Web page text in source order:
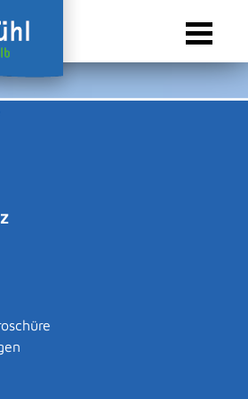
A-Z
und staatlichen
Insbesondere erhalten Sie
erforderlichen Unterlagen die zu
notwendig